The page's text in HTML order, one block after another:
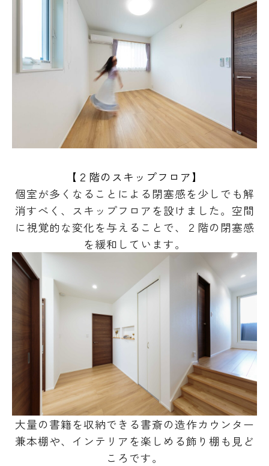
【２階のスキップフロア】
個室が多くなることによる閉塞感を少しでも解
消すべく、スキップフロアを設けました。空間
に視覚的な変化を与えることで、２階の閉塞感
を緩和しています。
大量の書籍を収納できる書斎の造作カウンター
兼本棚や、インテリアを楽しめる飾り棚も見ど
ころです。